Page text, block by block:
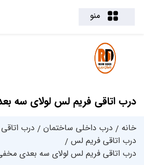
منو
درب اتاقی فریم لس لولای سه
خانه درب داخلی ساختمان
درب
درب اتاقی فریم لس
درب اتاقی فریم لس لولای سه بعدی